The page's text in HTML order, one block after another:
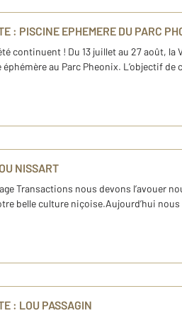
: PISCINE EPHEMERE DU PARC
continuent ! Du 13 juillet au 27 août,
au Parc Pheonix. L’objectif de
NISSART
Transactions nous devons l’avouer
belle culture niçoise.Aujourd’hui
: LOU PASSAGIN